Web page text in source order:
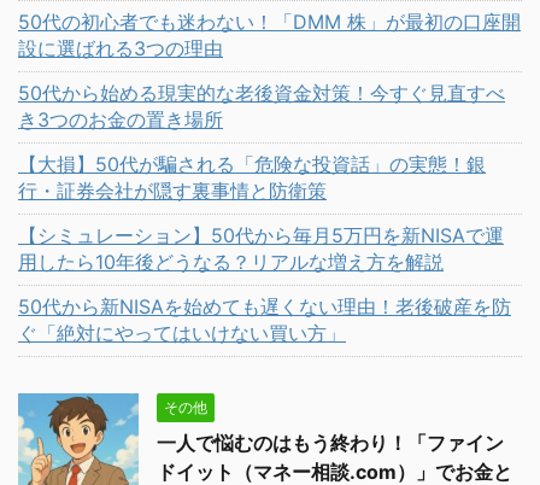
50代の初心者でも迷わない！「DMM 株」が最初の口座開
設に選ばれる3つの理由
50代から始める現実的な老後資金対策！今すぐ見直すべ
き3つのお金の置き場所
【大損】50代が騙される「危険な投資話」の実態！銀
行・証券会社が隠す裏事情と防衛策
【シミュレーション】50代から毎月5万円を新NISAで運
用したら10年後どうなる？リアルな増え方を解説
50代から新NISAを始めても遅くない理由！老後破産を防
ぐ「絶対にやってはいけない買い方」
その他
一人で悩むのはもう終わり！「ファイン
ドイット（マネー相談.com）」でお金と